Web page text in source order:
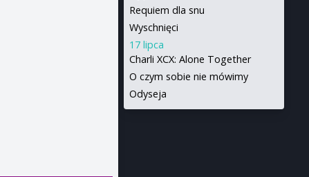
Requiem dla snu
Wyschnięci
17 lipca
Charli XCX: Alone Together
O czym sobie nie mówimy
Odyseja